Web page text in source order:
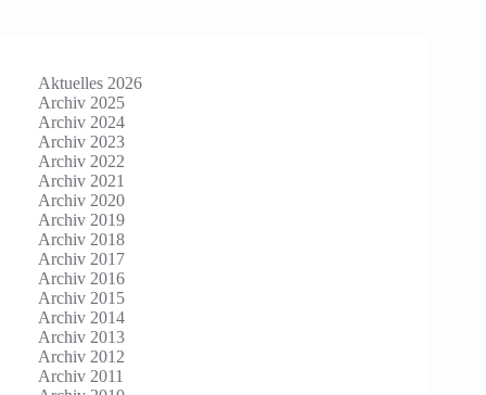
Aktuelles 2026
Archiv 2025
Archiv 2024
Archiv 2023
Archiv 2022
Archiv 2021
Archiv 2020
Archiv 2019
Archiv 2018
Archiv 2017
Archiv 2016
Archiv 2015
Archiv 2014
Archiv 2013
Archiv 2012
Archiv 2011